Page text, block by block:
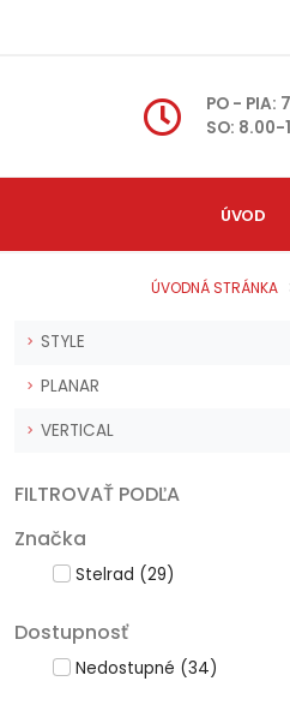
PO - PIA:
SO: 8.00-
ÚVOD
ÚVODNÁ STRÁNKA
STYLE
PLANAR
VERTICAL
FILTROVAŤ PODĽA
Značka
Stelrad (29)
Dostupnosť
Nedostupné (34)